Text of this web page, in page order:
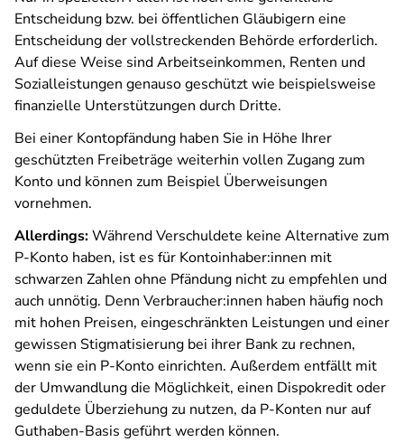
Entscheidung bzw. bei öffentlichen Gläubigern eine
Entscheidung der vollstreckenden Behörde erforderlich.
Auf diese Weise sind Arbeitseinkommen, Renten und
Sozialleistungen genauso geschützt wie beispielsweise
finanzielle Unterstützungen durch Dritte.
Bei einer Kontopfändung haben Sie in Höhe Ihrer
geschützten Freibeträge weiterhin vollen Zugang zum
Konto und können zum Beispiel Überweisungen
vornehmen.
Allerdings:Während Verschuldete keine Alternative zum
P-Konto haben, ist es für Kontoinhaber:innen mit
schwarzen Zahlen ohne Pfändung nicht zu empfehlen und
auch unnötig. Denn Verbraucher:innen haben häufig noch
mit hohen Preisen, eingeschränkten Leistungen und einer
gewissen Stigmatisierung bei ihrer Bank zu rechnen,
wenn sie ein P-Konto einrichten. Außerdem entfällt mit
der Umwandlung die Möglichkeit, einen Dispokredit oder
geduldete Überziehung zu nutzen, da P-Konten nur auf
Guthaben-Basis geführt werden können.